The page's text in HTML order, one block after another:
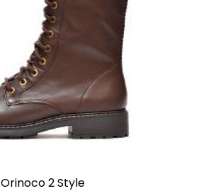
Orinoco 2 Style